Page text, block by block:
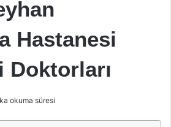
Hastanesi
Doktorları
okuma süresi